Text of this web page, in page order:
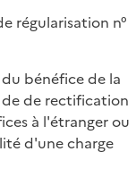
régularisation n°
bénéfice de la
de rectification
à l'étranger ou
d'une charge